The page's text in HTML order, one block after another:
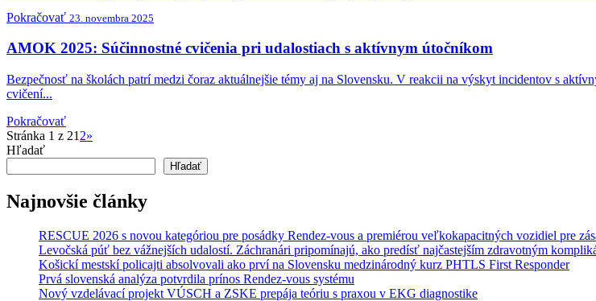
Pokračovať 23. novembra 2025
AMOK 2025: Súčinnostné cvičenia pri udalostiach s aktívnym útočníkom
Bezpečnosť na školách patrí medzi čoraz aktuálnejšie témy aj na Slovensku. V reakcii na výskyt incidentov s
cvičení...
Pokračovať
Stránka 1 z 21 2»
Hľadať
Hľadať
Najnovšie články
RESCUE 2026 s novou kategóriou pre posádky Rendez-vous a premiérou veľkokapacitných vozidiel pre
Levočská púť bez vážnejších udalostí. Záchranári pripomínajú, ako predísť najčastejším zdravotným
Košickí mestskí policajti absolvovali ako prví na Slovensku medzinárodný kurz PHTLS First Responder
Prvá slovenská analýza potvrdila prínos Rendez-vous systému
Nový vzdelávací projekt VÚSCH a ZSKE prepája teóriu s praxou v EKG diagnostike